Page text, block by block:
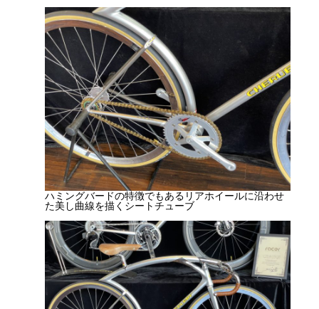
ハミングバードの特徴でもあるリアホイールに沿わせ
た美し曲線を描くシートチューブ